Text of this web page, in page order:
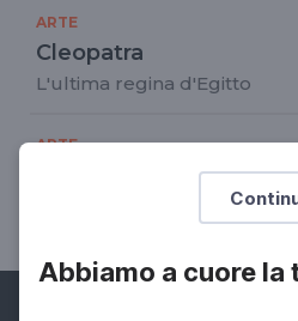
Abbiamo a cuore la
ARTE
Cleopatra
L'ultima regina d'Egitto
ARTE
LE 3 ECOLOGIE
05 Feb 2022 > 15 Mag 2022